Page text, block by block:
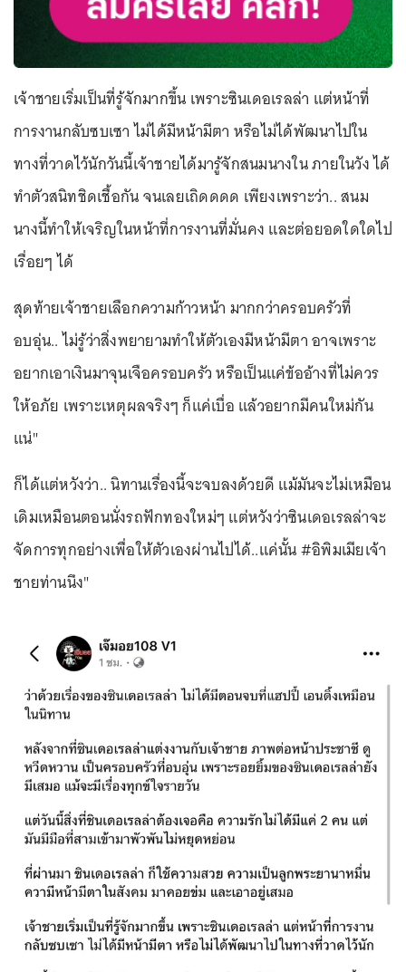
เจ้าชายเริ่มเป็นที่รู้จักมากขึ้น เพราะซินเดอเรลล่า แต่หน้าที่
การงานกลับซบเซา ไม่ได้มีหน้ามีตา หรือไม่ได้พัฒนาไปใน
ทางที่วาดไว้นักวันนี้เจ้าชายได้มารู้จักสนมนางใน ภายในวัง ได้
ทำตัวสนิทชิดเชื้อกัน จนเลยเถิดดดด เพียงเพราะว่า.. สนม
นางนี้ทำให้เจริญในหน้าที่การงานที่มั่นคง และต่อยอดใดใดไป
เรื่อยๆ ได้
สุดท้ายเจ้าชายเลือกความก้าวหน้า มากกว่าครอบครัวที่
อบอุ่น.. ไม่รู้ว่าสิ่งพยายามทำให้ตัวเองมีหน้ามีตา อาจเพราะ
อยากเอาเงินมาจุนเจือครอบครัว หรือเป็นแค่ข้ออ้างที่ไม่ควร
ให้อภัย เพราะเหตุผลจริงๆ ก็แค่เบื่อ แล้วอยากมีคนใหม่กัน
แน่"
ก็ได้แต่หวังว่า.. นิทานเรื่องนี้จะจบลงด้วยดี แม้มันจะไม่เหมือน
เดิมเหมือนตอนนั่งรถฟักทองใหม่ๆ แต่หวังว่าซินเดอเรลล่าจะ
จัดการทุกอย่างเพื่อให้ตัวเองผ่านไปได้..แค่นั้น #อิพิมเมียเจ้า
ชายท่านนึง"